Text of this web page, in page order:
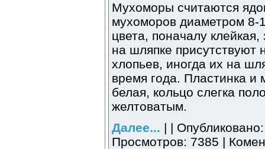
Мухоморы считаются
мухоморов диаметром 8-
цвета, поначалу
на шляпке
хлопьев, иногда их на
время года. Пластинка и
белая, кольцо слегка
желтоватым.
Далее... | |
Просмотров: 7385 |